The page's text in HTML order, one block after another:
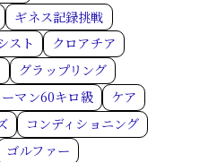
ギネス記録挑戦
スト
クロアチア
グラップリング
マン60キロ級
ケア
コンディショニング
ゴルファー